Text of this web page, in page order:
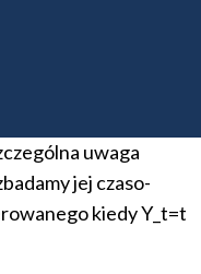
online)
ewoluuje pomiędzy
uwaga
jej czaso-
kiedy Y_t=t